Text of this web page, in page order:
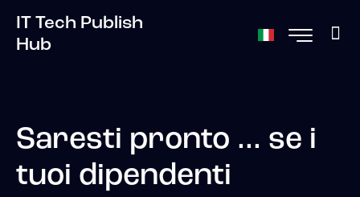
IT Tech Publish
Hub
Saresti pronto ... se i
tuoi dipendenti